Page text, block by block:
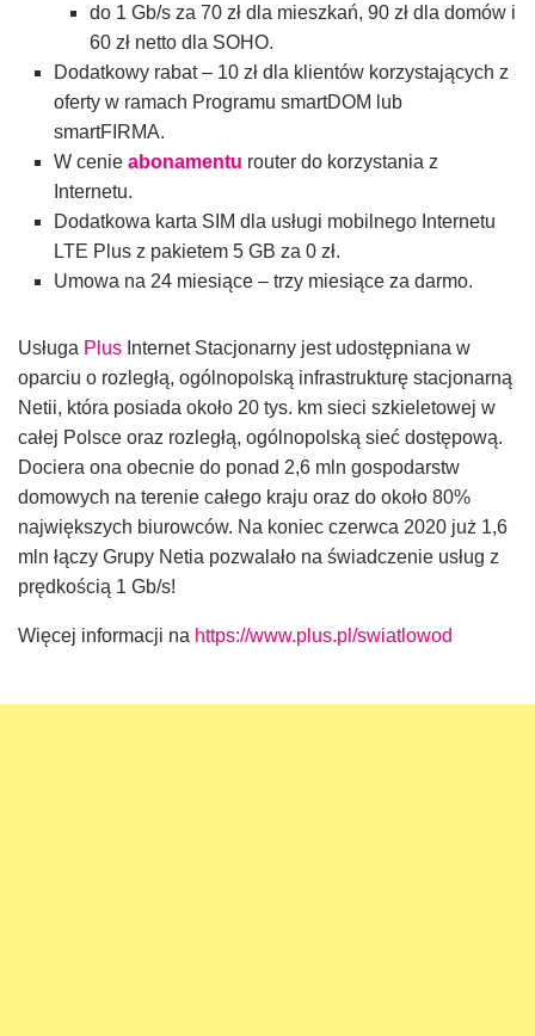
do 1 Gb/s za 70 zł dla mieszkań, 90 zł dla domów i
60 zł netto dla SOHO.
Dodatkowy rabat – 10 zł dla klientów korzystających z
oferty w ramach Programu smartDOM lub
smartFIRMA.
W cenie abonamentu router do korzystania z
Internetu.
Dodatkowa karta SIM dla usługi mobilnego Internetu
LTE Plus z pakietem 5 GB za 0 zł.
Umowa na 24 miesiące – trzy miesiące za darmo.
Usługa Plus Internet Stacjonarny jest udostępniana w
oparciu o rozległą, ogólnopolską infrastrukturę stacjonarną
Netii, która posiada około 20 tys. km sieci szkieletowej w
całej Polsce oraz rozległą, ogólnopolską sieć dostępową.
Dociera ona obecnie do ponad 2,6 mln gospodarstw
domowych na terenie całego kraju oraz do około 80%
największych biurowców. Na koniec czerwca 2020 już 1,6
mln łączy Grupy Netia pozwalało na świadczenie usług z
prędkością 1 Gb/s!
Więcej informacji na https://www.plus.pl/swiatlowod